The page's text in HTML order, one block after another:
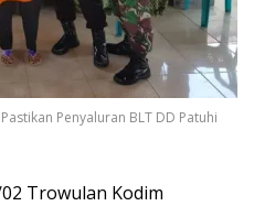
Penyaluran BLT DD Patuhi
Trowulan Kodim